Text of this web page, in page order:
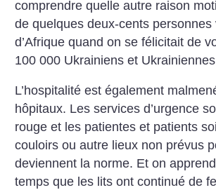
comprendre quelle autre raison
de quelques deux-cents personnes
d’Afrique quand on se félicitait de
100 000 Ukrainiens et Ukrainiennes
L’hospitalité est également
hôpitaux. Les services d’urgence
rouge et les patientes et patients
couloirs ou autre lieux non prévus
deviennent la norme. Et on
temps que les lits ont continué de